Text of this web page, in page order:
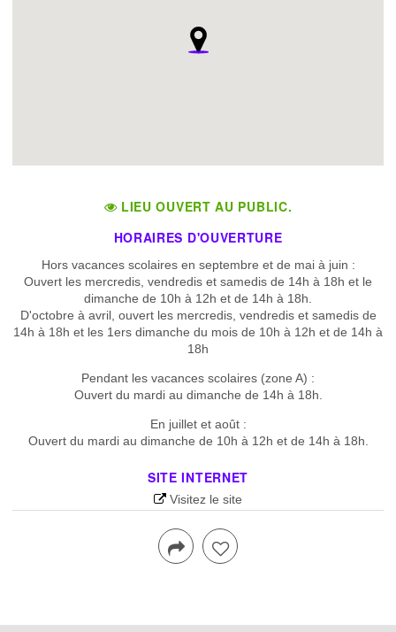
LIEU OUVERT AU PUBLIC.
HORAIRES D'OUVERTURE
Hors vacances scolaires en septembre et de mai à juin :
Ouvert les mercredis, vendredis et samedis de 14h à 18h et le
dimanche de 10h à 12h et de 14h à 18h.
D'octobre à avril, ouvert les mercredis, vendredis et samedis de
14h à 18h et les 1ers dimanche du mois de 10h à 12h et de 14h à
18h
Pendant les vacances scolaires (zone A) :
Ouvert du mardi au dimanche de 14h à 18h.
En juillet et août :
Ouvert du mardi au dimanche de 10h à 12h et de 14h à 18h.
SITE INTERNET
Visitez le site